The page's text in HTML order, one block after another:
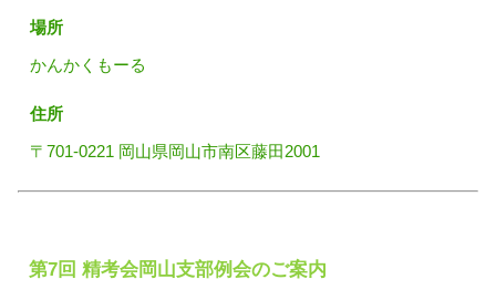
場所
かんかくもーる
住所
〒701-0221 岡山県岡山市南区藤田2001
第7回 精考会岡山支部例会のご案内